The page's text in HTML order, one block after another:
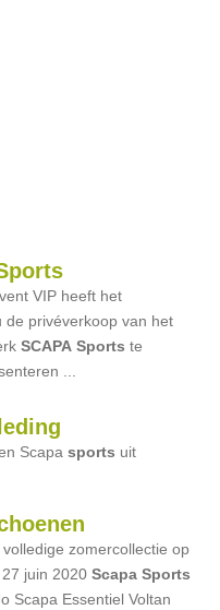
VIP heeft het
de privéverkoop van het
SCAPA Sports te
...
Scapasports uit
zomercollectie op
27 juin 2020Scapa Sports
Scapa Essentiel Voltan